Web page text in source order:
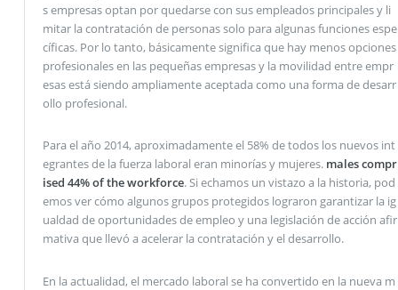
s empresas optan por quedarse con sus empleados principales y li
mitar la contratación de personas solo para algunas funciones espe
cíficas. Por lo tanto, básicamente significa que hay menos opciones
profesionales en las pequeñas empresas y la movilidad entre empr
esas está siendo ampliamente aceptada como una forma de desarr
ollo profesional.
Para el año 2014, aproximadamente el 58% de todos los nuevos int
egrantes de la fuerza laboral eran minorías y mujeres. males compr
ised 44% of the workforce. Si echamos un vistazo a la historia, pod
emos ver cómo algunos grupos protegidos lograron garantizar la ig
ualdad de oportunidades de empleo y una legislación de acción afir
mativa que llevó a acelerar la contratación y el desarrollo.
En la actualidad, el mercado laboral se ha convertido en la nueva m